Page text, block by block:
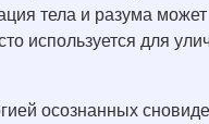
тела и разума
используется для
осознанных